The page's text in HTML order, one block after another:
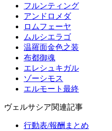
フルンティング
アンドロメダ
ロムフェーヤ
ムルシエラゴ
温羅面金色之装
布都御魂
エレシュキガル
ゾーシモス
エルモート最終
ヴェルサシア関連記事
行動表/報酬まとめ